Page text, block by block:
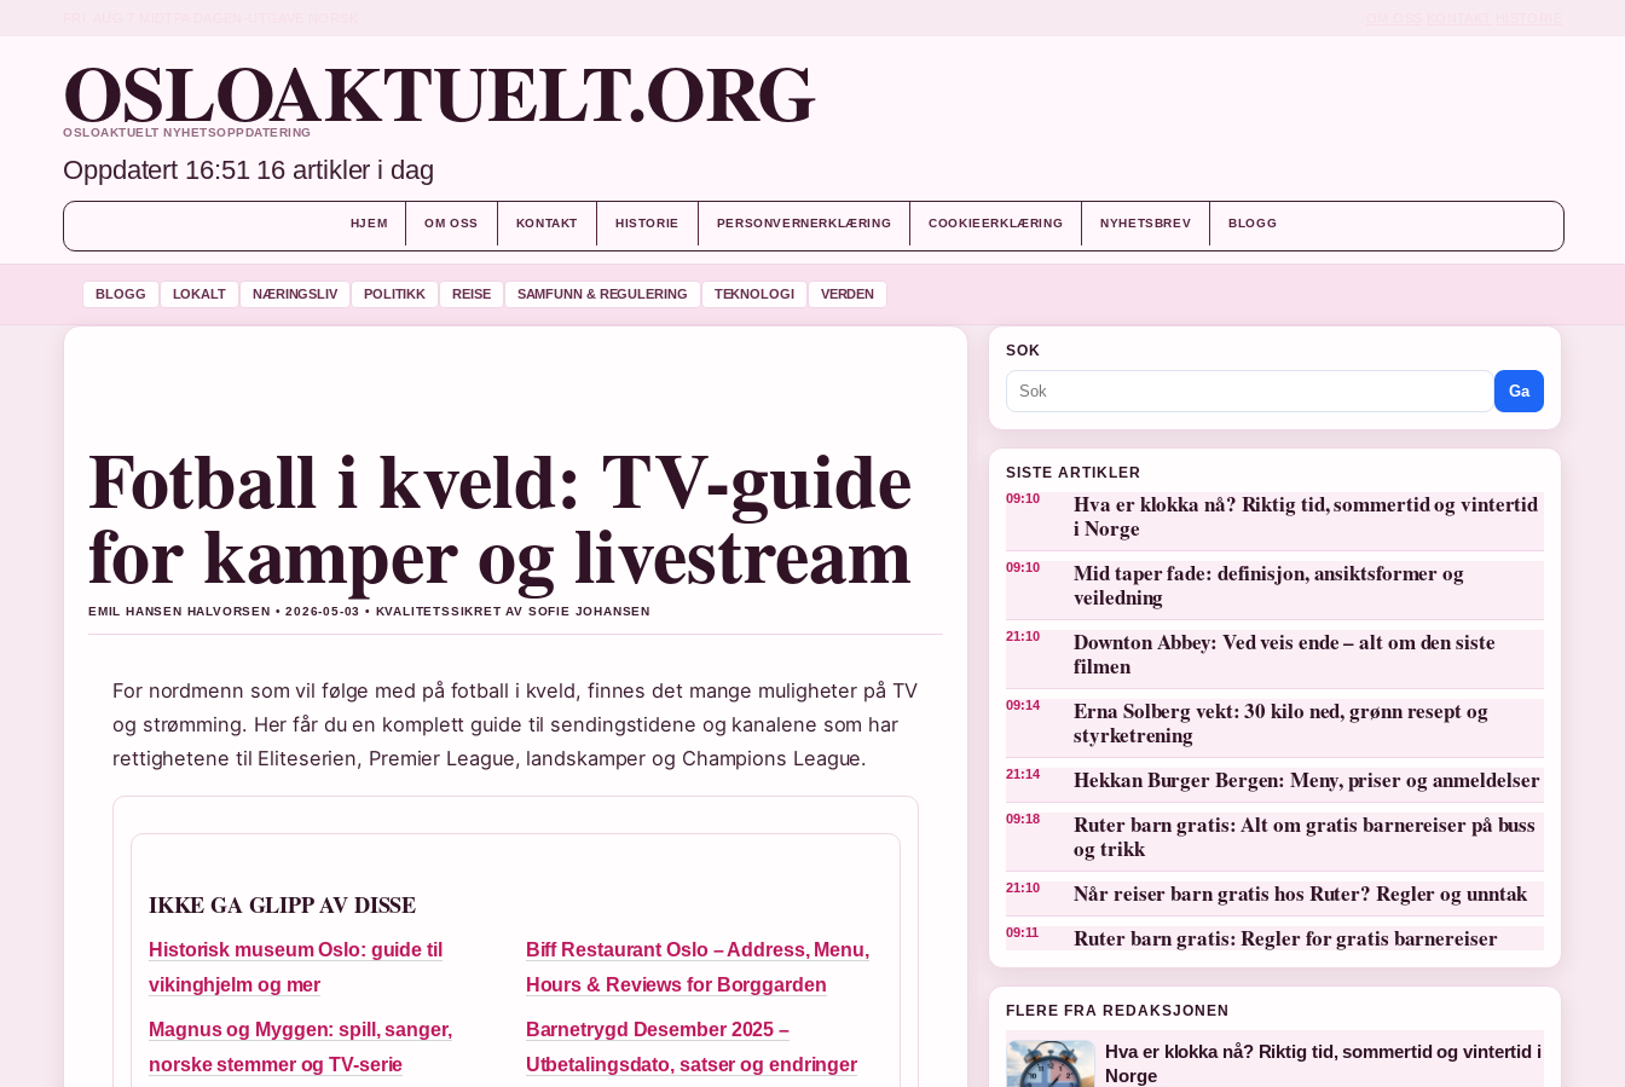
OSLOAKTUELT.ORG
OSLOAKTUELT NYHETSOPPDATERING
Oppdatert 16:51 16 artikler i dag
HJEM OM OSS KONTAKT HISTORIE PERSONVERNERKLÆRING COOKIEERKLÆRING NYHETSBREV BLOGG
BLOGG LOKALT NÆRINGSLIV POLITIKK REISE SAMFUNN & REGULERING TEKNOLOGI VERDEN
Fotball i kveld: TV-guide
for kamper og livestream
EMIL HANSEN HALVORSEN • 2026-05-03 • KVALITETSSIKRET AV SOFIE JOHANSEN
For nordmenn som vil følge med på fotball i kveld, finnes det mange muligheter på TV
og strømming. Her får du en komplett guide til sendingstidene og kanalene som har
rettighetene til Eliteserien, Premier League, landskamper og Champions League.
IKKE GA GLIPP AV DISSE
Historisk museum Oslo: guide til
vikinghjelm og mer
Biff Restaurant Oslo – Address, Menu,
Hours & Reviews for Borggarden
Magnus og Myggen: spill, sanger,
norske stemmer og TV-serie
Barnetrygd Desember 2025 –
Utbetalingsdato, satser og endringer
SOK
Ga
SISTE ARTIKLER
09:10
Hva er klokka nå? Riktig tid, sommertid og vintertid
i Norge
09:10
Mid taper fade: definisjon, ansiktsformer og
veiledning
21:10
Downton Abbey: Ved veis ende – alt om den siste
filmen
09:14
Erna Solberg vekt: 30 kilo ned, grønn resept og
styrketrening
21:14 Hekkan Burger Bergen: Meny, priser og anmeldelser
09:18
Ruter barn gratis: Alt om gratis barnereiser på buss
og trikk
21:10 Når reiser barn gratis hos Ruter? Regler og unntak
09:11 Ruter barn gratis: Regler for gratis barnereiser
FLERE FRA REDAKSJONEN
Hva er klokka nå? Riktig tid, sommertid og vintertid i
Norge